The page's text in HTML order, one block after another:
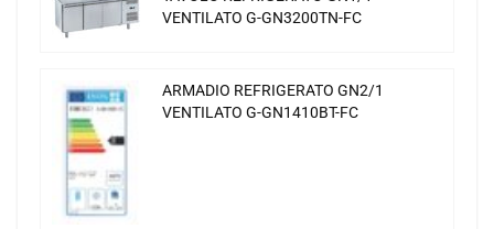
VENTILATO G-GN3200TN-FC
ARMADIO REFRIGERATO GN2/1
VENTILATO G-GN1410BT-FC